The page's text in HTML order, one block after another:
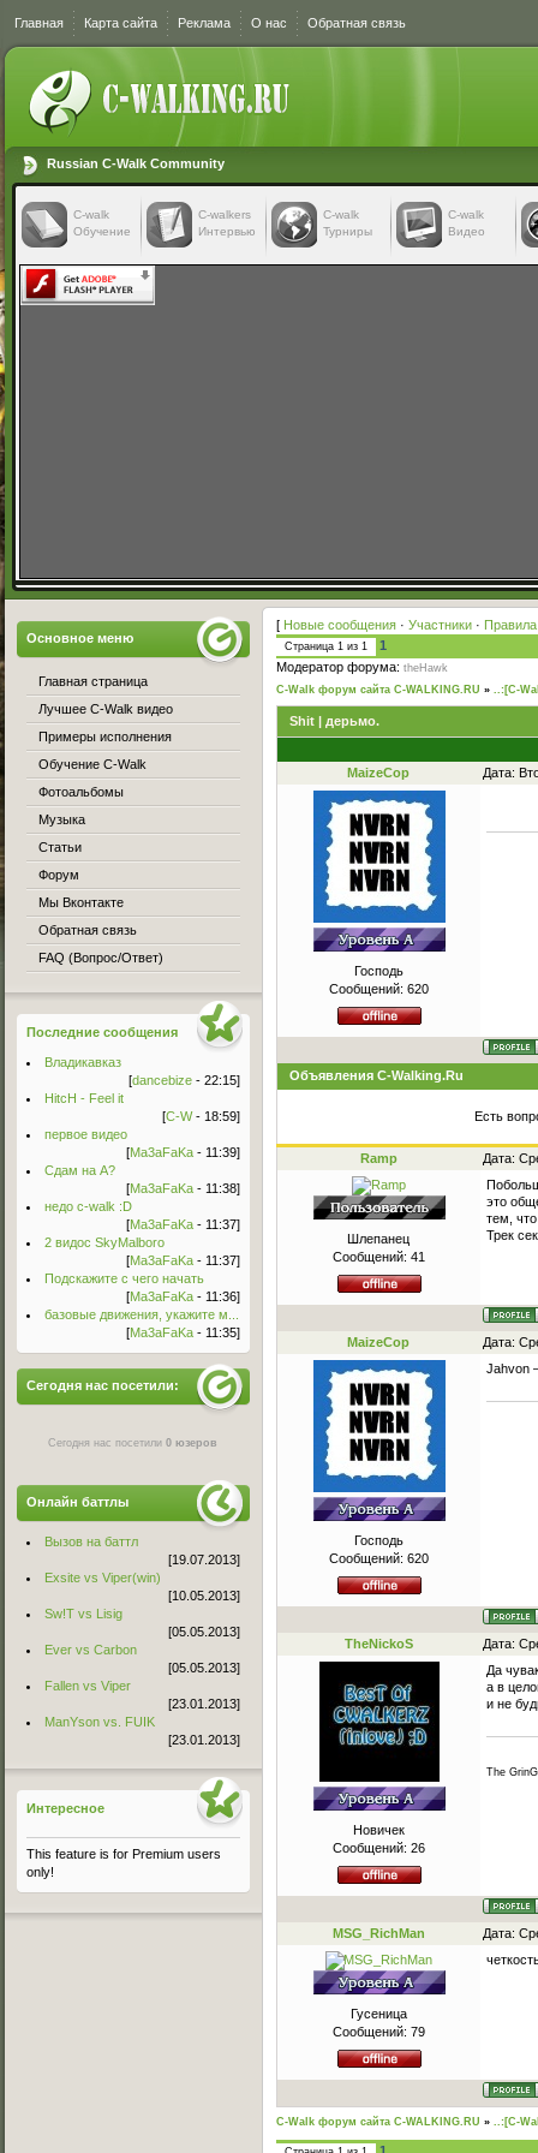
Главная Карта сайта Реклама О нас Обратная связь
Russian C-Walk Community
C-walk
Обучение
C-walkers
Интервью
С-walk
Турниры
С-walk
Видео
[ Новые сообщения · Участники ·
Страница 1 из 1
1
Модератор форума: theHawk
C-Walk форум сайта C-WALKING.RU » ..:[C-
Shit | дерьмо.
MaizeCop Дата:
Господь
Сообщений: 620
Объявления C-Walking.Ru
Есть
Ramp Дата:
Шлепанец
Сообщений: 41
это
тем,
Трек
MaizeCop Дата:
Господь
Сообщений: 620
Jahvon
TheNickoS Дата:
Новичек
Сообщений: 26
Да
а в
и не
The
MSG_RichMan Дата:
Гусеница
Сообщений: 79
C-Walk форум сайта C-WALKING.RU » ..:[C-
Основное меню
Главная страница
Лучшее C-Walk видео
Примеры исполнения
Обучение C-Walk
Фотоальбомы
Музыка
Статьи
Форум
Мы Вконтакте
Обратная связь
FAQ (Вопрос/Ответ)
Последние сообщения
Владикавказ
[dancebize - 22:15]
HitcH - Feel it
[C-W- 18:59]
первое видео
[Ma3aFaKa - 11:39]
Сдам на А?
[Ma3aFaKa - 11:38]
недо c-walk :D
[Ma3aFaKa - 11:37]
2 видос SkyMalboro
[Ma3aFaKa - 11:37]
Подскажите с чего начать
[Ma3aFaKa - 11:36]
базовые движения, укажите м...
[Ma3aFaKa - 11:35]
Сегодня нас посетили:
Сегодня нас посетили0 юзеров
Онлайн баттлы
Вызов на баттл
[19.07.2013]
Exsite vs Viper(win)
[10.05.2013]
Sw!T vs Lisig
[05.05.2013]
Ever vs Carbon
[05.05.2013]
Fallen vs Viper
[23.01.2013]
ManYson vs. FUIK
[23.01.2013]
Интересное
This feature is for Premium users
only!